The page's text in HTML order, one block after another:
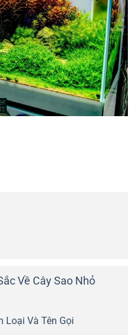
Về Cây Sao Nhỏ
Loại Và Tên Gọi